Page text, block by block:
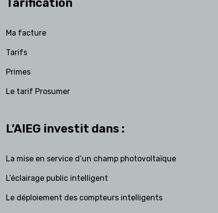
Tarification
Ma facture
Tarifs
Primes
Le tarif Prosumer
L’AIEG investit dans :
La mise en service d’un champ photovoltaïque
L’éclairage public intelligent
Le déploiement des compteurs intelligents